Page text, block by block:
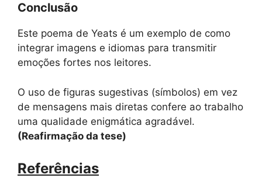
Conclusão
Este poema de Yeats é um exemplo de como
integrar imagens e idiomas para transmitir
emoções fortes nos leitores.
O uso de figuras sugestivas (símbolos) em vez
de mensagens mais diretas confere ao trabalho
uma qualidade enigmática agradável.
(Reafirmação da tese)
Referências